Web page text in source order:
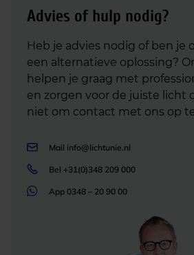
Advies of hulp nodig?
Heb je advies nodig of ben je
een alternatieve oplossing?
helpen je graag met
en zorgen voor de juiste licht
niet om contact met ons op
Mail info@lichtunie.nl
Bel +31(0)348 209 000
App 0348 – 20 90 00